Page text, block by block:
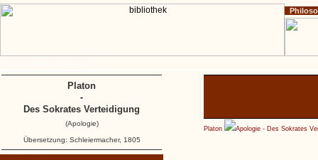
Platon Apologie - Des Sokrates
Platon
-
Des Sokrates Verteidigung
(Apologie)
Übersetzung: Schleiermacher, 1805